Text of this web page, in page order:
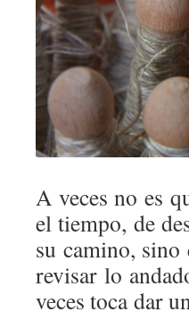
A veces no es
el tiempo, de
su camino, sino
revisar lo
veces toca dar